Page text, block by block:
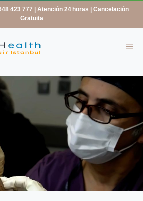
423 777
| Atención 24 horas | Cancelación
Gratuita